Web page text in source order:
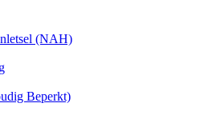
(NAH)
Beperkt)